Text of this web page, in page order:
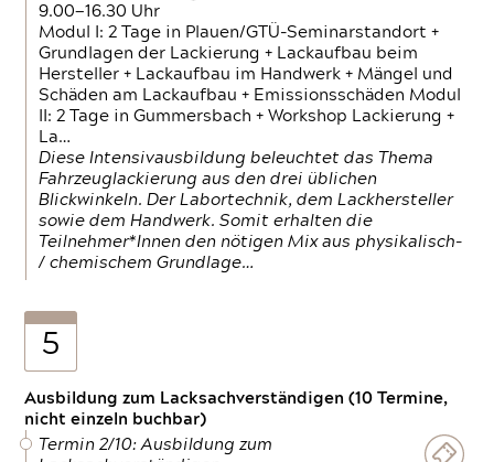
9.00—16.30 Uhr
Modul I: 2 Tage in Plauen/GTÜ-Seminarstandort +
Grundlagen der Lackierung + Lackaufbau beim
Hersteller + Lackaufbau im Handwerk + Mängel und
Schäden am Lackaufbau + Emissionsschäden Modul
II: 2 Tage in Gummersbach + Workshop Lackierung +
La…
Diese Intensivausbildung beleuchtet das Thema
Fahrzeuglackierung aus den drei üblichen
Blickwinkeln. Der Labortechnik, dem Lackhersteller
sowie dem Handwerk. Somit erhalten die
Teilnehmer*Innen den nötigen Mix aus physikalisch-
/ chemischem Grundlage…
5
Ausbildung zum Lacksachverständigen (10 Termine,
nicht einzeln buchbar)
Termin 2/10: Ausbildung zum